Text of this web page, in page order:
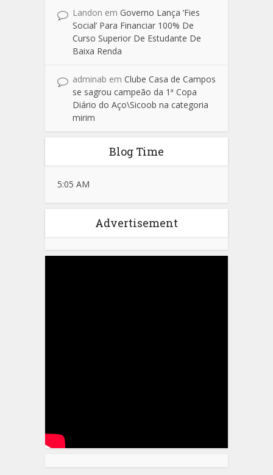
Landon em Governo Lança ‘Fies
Social’ Para Financiar 100% De
Curso Superior De Estudante De
Baixa Renda
adminab em Clube Casa de Campos
se sagrou campeão da 1ª Copa
Diário do Aço\Sicoob na categoria
mirim
Blog Time
5:05 AM
Advertisement